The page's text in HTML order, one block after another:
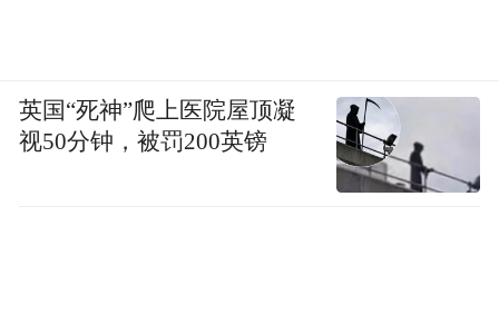
英国“死神”爬上医院屋顶凝
视50分钟，被罚200英镑